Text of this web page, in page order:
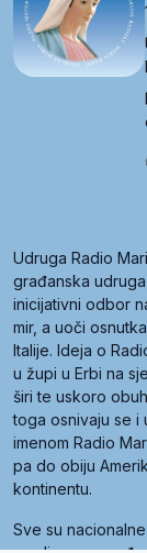
Udruga Radio
građanska
inicijativni odbor
mir, a uoči
Italije. Ideja o
u župi u Erbi na
širi te uskoro
toga osnivaju se i
imenom Radio
pa do obiju
kontinentu.
Sve su